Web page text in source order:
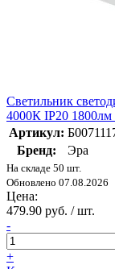
Светильник
4000К IP20
Артикул:
Бренд:
Эра
На складе 50 шт.
Обновлено 07.08.2026
Цена:
479.90 руб. / шт.
-
+